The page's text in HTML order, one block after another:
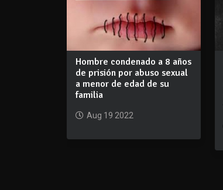
Hombre condenado a 8 años
de prisión por abuso sexual
a menor de edad de su
familia
Aug 19 2022